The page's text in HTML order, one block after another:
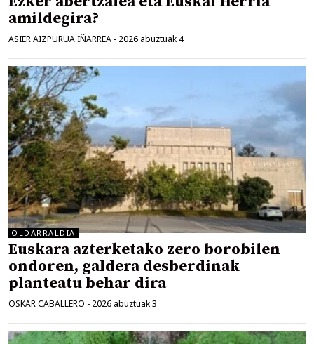
amildegira?
ASIER AIZPURUA IÑARREA - 2026 abuztuak 4
OLDARRALDIA
Euskara azterketako zero borobilen
ondoren, galdera desberdinak
planteatu behar dira
OSKAR CABALLERO - 2026 abuztuak 3